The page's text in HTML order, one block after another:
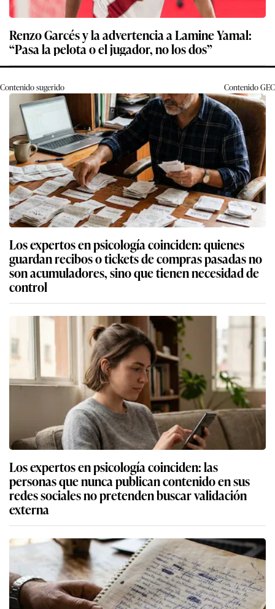
Renzo Garcés y la advertencia a Lamine Yamal:
“Pasa la pelota o el jugador, no los dos”
Contenido sugerido ContenidoGEC
Los expertos en psicología coinciden: quienes
guardan recibos o tickets de compras pasadas no
son acumuladores, sino que tienen necesidad de
control
Los expertos en psicología coinciden: las
personas que nunca publican contenido en sus
redes sociales no pretenden buscar validación
externa